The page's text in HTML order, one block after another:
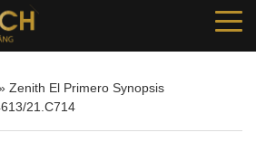
Zenith El Primero Synopsis
21.C714